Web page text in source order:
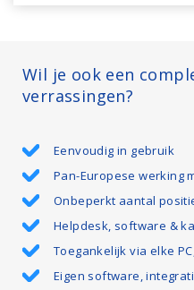
Wil je ook een
verrassingen?
Eenvoudig in gebruik
Pan-Europese werking
Onbeperkt aantal
Helpdesk, software &
Toegankelijk via elke
Eigen software,